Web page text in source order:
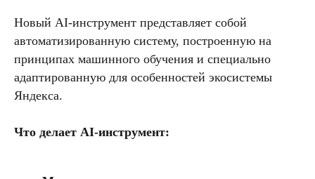
Новый AI-инструмент представляет собой
автоматизированную систему, построенную на
принципах машинного обучения и специально
адаптированную для особенностей экосистемы
Яндекса.
Что делает AI-инструмент: